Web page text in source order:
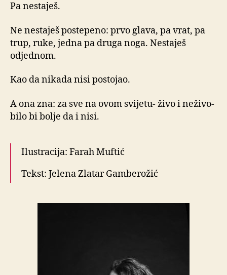
Pa nestaješ.
Ne nestaješ postepeno: prvo glava, pa vrat, pa
trup, ruke, jedna pa druga noga. Nestaješ
odjednom.
Kao da nikada nisi postojao.
A ona zna: za sve na ovom svijetu- živo i neživo-
bilo bi bolje da i nisi.
Ilustracija: Farah Muftić
Tekst: Jelena Zlatar Gamberožić